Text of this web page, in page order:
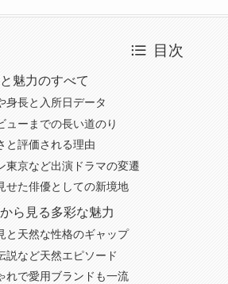
目次
魅力のすべて
身長と入所日データ
ューまでの長い道のり
と評価される理由
東京など出演ドラマの変遷
せた俳優としての新境地
ら見る多彩な魅力
と天然な性格のギャップ
説など天然エピソード
れで愛用ブランドも一流